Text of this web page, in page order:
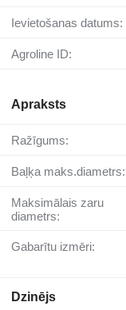
Ievietošanas datums:
Agroline ID:
Apraksts
Ražīgums:
Baļķa maks.diametrs:
Maksimālais zaru
diametrs:
Gabarītu izmēri:
Dzinējs